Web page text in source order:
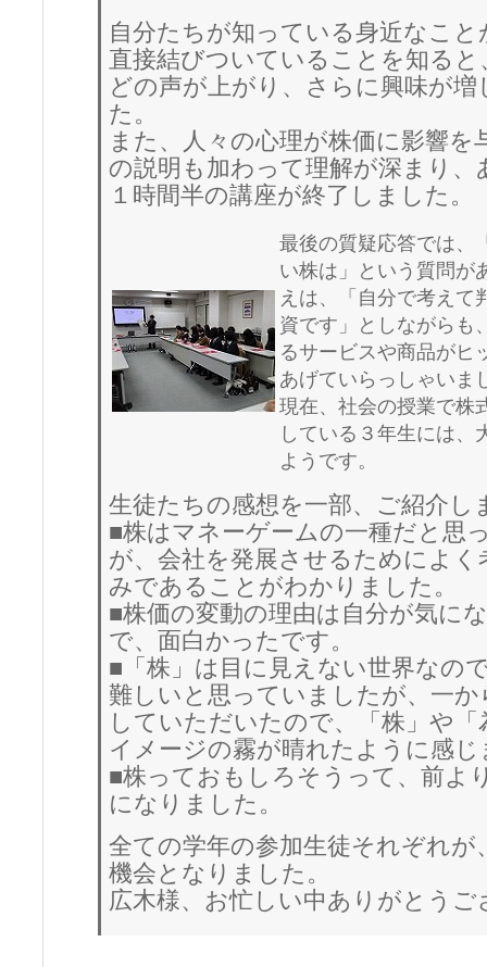
自分たちが知っている身近なこと
直接結びついていることを知ると
どの声が上がり、さらに興味が
た。
また、人々の心理が株価に影響を
の説明も加わって理解が深まり、
１時間半の講座が終了しました。
最後の質疑応答では、
い株は」という質問が
えは、「自分で考えて
資です」としながらも
るサービスや商品がヒ
あげていらっしゃいま
現在、社会の授業で株
している３年生には、
ようです。
生徒たちの感想を一部、ご紹介し
■株はマネーゲームの一種だと思
が、会社を発展させるためによ
みであることがわかりました。
■株価の変動の理由は自分が気に
で、面白かったです。
■「株」は目に見えない世界なの
難しいと思っていましたが、一か
していただいたので、「株」や「
イメージの霧が晴れたように感じ
■株っておもしろそうって、前よ
になりました。
全ての学年の参加生徒それぞれが
機会となりました。
広木様、お忙しい中ありがとうご